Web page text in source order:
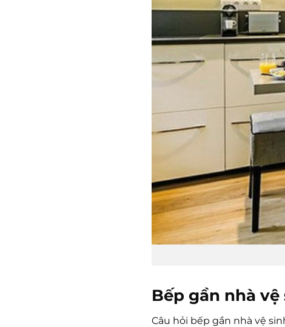
Bếp gần nhà
Câu hỏi bếp gần nhà vệ